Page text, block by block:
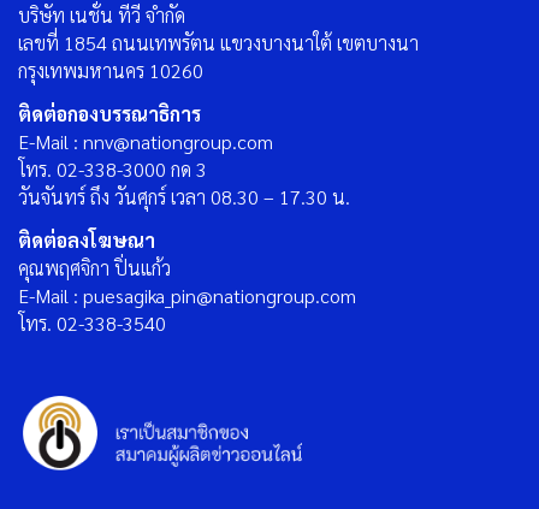
บริษัท เนชั่น ทีวี จำกัด
เลขที่ 1854 ถนนเทพรัตน แขวงบางนาใต้ เขตบางนา
กรุงเทพมหานคร 10260
ติดต่อกองบรรณาธิการ
E-Mail : nnv@nationgroup.com
โทร. 02-338-3000 กด 3
วันจันทร์ ถึง วันศุกร์ เวลา 08.30 – 17.30 น.
ติดต่อลงโฆษณา
คุณพฤศจิกา ปิ่นแก้ว
E-Mail : puesagika_pin@nationgroup.com
โทร. 02-338-3540